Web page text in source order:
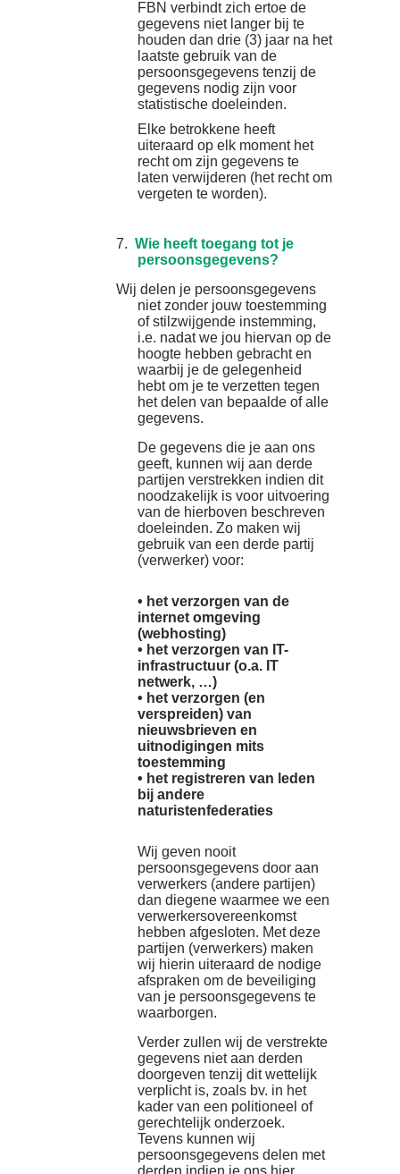
FBN verbindt zich ertoe de
gegevens niet langer bij te
houden dan drie (3) jaar na het
laatste gebruik van de
persoonsgegevens tenzij de
gegevens nodig zijn voor
statistische doeleinden.
Elke betrokkene heeft
uiteraard op elk moment het
recht om zijn gegevens te
laten verwijderen (het recht om
vergeten te worden).
7. Wie heeft toegang tot je
persoonsgegevens?
Wij delen je persoonsgegevens
niet zonder jouw toestemming
of stilzwijgende instemming,
i.e. nadat we jou hiervan op de
hoogte hebben gebracht en
waarbij je de gelegenheid
hebt om je te verzetten tegen
het delen van bepaalde of alle
gegevens.
De gegevens die je aan ons
geeft, kunnen wij aan derde
partijen verstrekken indien dit
noodzakelijk is voor uitvoering
van de hierboven beschreven
doeleinden. Zo maken wij
gebruik van een derde partij
(verwerker) voor:
• het verzorgen van de
internet omgeving
(webhosting)
• het verzorgen van IT-
infrastructuur (o.a. IT
netwerk, …)
• het verzorgen (en
verspreiden) van
nieuwsbrieven en
uitnodigingen mits
toestemming
• het registreren van leden
bij andere
naturistenfederaties
Wij geven nooit
persoonsgegevens door aan
verwerkers (andere partijen)
dan diegene waarmee we een
verwerkersovereenkomst
hebben afgesloten. Met deze
partijen (verwerkers) maken
wij hierin uiteraard de nodige
afspraken om de beveiliging
van je persoonsgegevens te
waarborgen.
Verder zullen wij de verstrekte
gegevens niet aan derden
doorgeven tenzij dit wettelijk
verplicht is, zoals bv. in het
kader van een politioneel of
gerechtelijk onderzoek.
Tevens kunnen wij
persoonsgegevens delen met
derden indien je ons hier